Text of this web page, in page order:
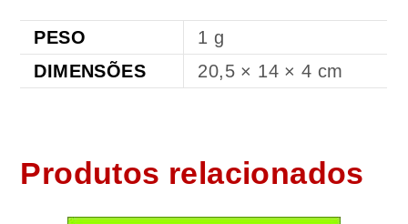
PESO
1 g
DIMENSÕES
20,5 × 14 × 4 cm
Produtos relacionados